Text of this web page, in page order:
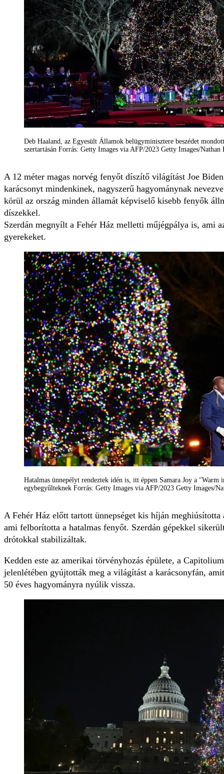
Deb Haaland, az Egyesült Államok belügyminisztere beszédet
szertartásán Forrás: Getty Images via AFP/2023 Getty Images/Nathan
A 12 méter magas norvég fenyőt díszítő világítást Joe
karácsonyt mindenkinek, nagyszerű hagyománynak
körül az ország minden államát képviselő kisebb fenyők
díszekkel.
Szerdán megnyílt a Fehér Ház melletti műjégpálya is, ami
gyerekeket.
Hatalmas ünnepélyt rendeztek idén is, itt éppen Samara Joy a
egybegyűlteknek Forrás: Getty Images via AFP/2023 Getty Images/
A Fehér Ház előtt tartott ünnepséget kis híján
ami felborította a hatalmas fenyőt. Szerdán gépekkel
drótokkal stabilizáltak.
Kedden este az amerikai törvényhozás épülete, a
jelenlétében gyújtották meg a világítást a karácsonyfán,
50 éves hagyományra nyúlik vissza.